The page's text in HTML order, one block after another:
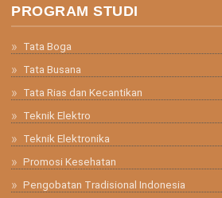
PROGRAM STUDI
Tata Boga
Tata Busana
Tata Rias dan Kecantikan
Teknik Elektro
Teknik Elektronika
Promosi Kesehatan
Pengobatan Tradisional Indonesia